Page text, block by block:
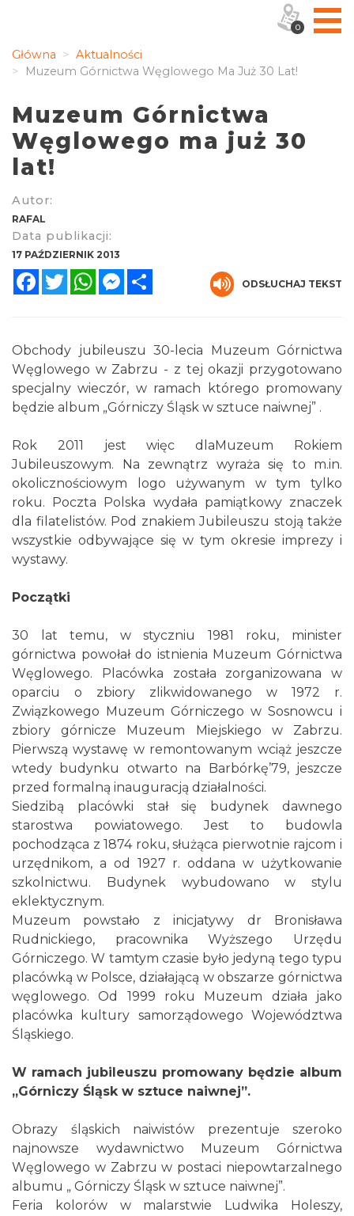
Główna
Aktualności
Muzeum Górnictwa Węglowego Ma Już 30 Lat!
Muzeum Górnictwa
Węglowego ma już 30
lat!
Autor:
RAFAL
Data publikacji:
17 PAŹDZIERNIK 2013
FacebookTwitterWhatsAppMessenger
ODSŁUCHAJ TEKST
Obchody jubileuszu 30-lecia Muzeum Górnictwa
Węglowego w Zabrzu - z tej okazji przygotowano
specjalny wieczór, w ramach którego promowany
będzie album „Górniczy Śląsk w sztuce naiwnej” .
Rok 2011 jest więc dlaMuzeum Rokiem
Jubileuszowym. Na zewnątrz wyraża się to m.in.
okolicznościowym logo używanym w tym tylko
roku. Poczta Polska wydała pamiątkowy znaczek
dla filatelistów. Pod znakiem Jubileuszu stoją także
wszystkie odbywające się w tym okresie imprezy i
wystawy.
Początki
30 lat temu, w styczniu 1981 roku, minister
górnictwa powołał do istnienia Muzeum Górnictwa
Węglowego. Placówka została zorganizowana w
oparciu o zbiory zlikwidowanego w 1972 r.
Związkowego Muzeum Górniczego w Sosnowcu i
zbiory górnicze Muzeum Miejskiego w Zabrzu.
Pierwszą wystawę w remontowanym wciąż jeszcze
wtedy budynku otwarto na Barbórkę’79, jeszcze
przed formalną inauguracją działalności.
Siedzibą placówki stał się budynek dawnego
starostwa powiatowego. Jest to budowla
pochodząca z 1874 roku, służąca pierwotnie rajcom i
urzędnikom, a od 1927 r. oddana w użytkowanie
szkolnictwu. Budynek wybudowano w stylu
eklektycznym.
Muzeum powstało z inicjatywy dr Bronisława
Rudnickiego, pracownika Wyższego Urzędu
Górniczego. W tamtym czasie było jedyną tego typu
placówką w Polsce, działającą w obszarze górnictwa
węglowego. Od 1999 roku Muzeum działa jako
placówka kultury samorządowego Województwa
Śląskiego.
W ramach jubileuszu promowany będzie album
„Górniczy Śląsk w sztuce naiwnej”.
Obrazy śląskich naiwistów prezentuje szeroko
najnowsze wydawnictwo Muzeum Górnictwa
Węglowego w Zabrzu w postaci niepowtarzalnego
albumu „ Górniczy Śląsk w sztuce naiwnej”.
Feria kolorów w malarstwie Ludwika Holeszy,
0